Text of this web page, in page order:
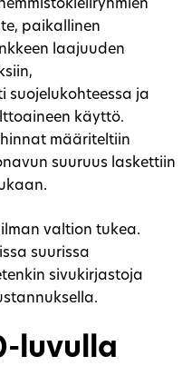
paikallinen
laajuuden
suojelukohteessa ja
käyttö.
määriteltiin
suuruus laskettiin
valtion tukea.
suurissa
sivukirjastoja
luvulla